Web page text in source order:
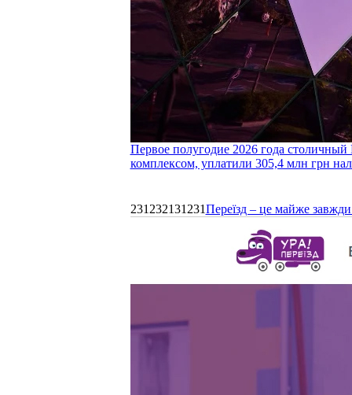
Первое полугодие 2026 года
комплексом, уплатили 305,4 млн грн
231232131231Переїзд – це майже